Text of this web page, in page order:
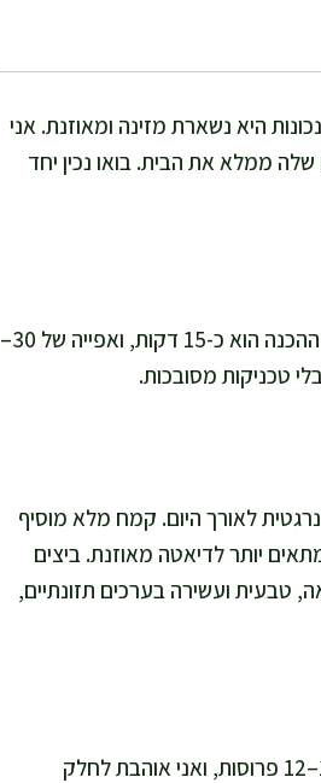
היא נשארת מזינה ומאוזנת. אני
ממלא את הבית. בואו נכין יחד
אני מכינה את העוגה הזאת כשאני רוצה משהו מהיר ומנחם באמצע השבוע. זמן ההכנה הוא כ-15 דקות, ואפייה של 30–
לאורך היום. קמח מלא מוסיף
יותר לדיאטה מאוזנת. ביצים
טבעית ועשירה בערכים תזונתיים,
המתכון מספיק לעוגה אחת בתבנית אינגליש קייק באורך 25–30 ס"מ, בערך 10–12 פרוסות, ואני אוהבת לחלק